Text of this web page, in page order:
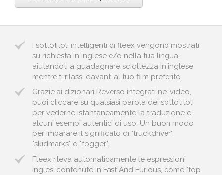
I sottotitoli intelligenti di fleex vengono mostrati
su richiesta in inglese e/o nella tua lingua,
aiutandoti a guadagnare scioltezza in inglese
mentre ti rilassi davanti al tuo film preferito.
Grazie ai dizionari Reverso integrati nei video,
puoi cliccare su qualsiasi parola dei sottotitoli
per vederne istantaneamente la traduzione e
alcuni esempi autentici di uso. Un buon modo
per imparare il significato di "truckdriver",
"skidmarks" o "fogger".
Fleex rileva automaticamente le espressioni
inglesi contenute in Fast And Furious, come "top